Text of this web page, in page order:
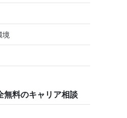
境
無料のキャリア相談